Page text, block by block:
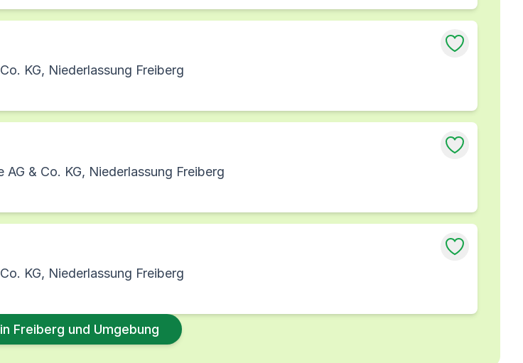
KG, Niederlassung Freiberg
AG & Co. KG, Niederlassung Freiberg
KG, Niederlassung Freiberg
Freiberg und Umgebung